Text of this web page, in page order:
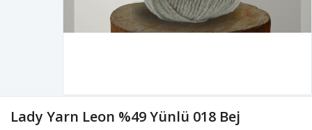
Lady Yarn Leon %49 Yünlü 018 Bej